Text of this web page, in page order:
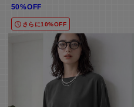
50%OFF
さらに10%OFF